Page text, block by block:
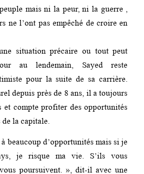
mais ni la peur, ni la guerre ,
ne l’ont pas empêché de croire en
situation précaire ou tout peut
au lendemain, Sayed reste
pour la suite de sa carrière.
depuis près de 8 ans, il a toujours
et compte profiter des opportunités
la capitale.
beaucoup d’opportunités mais si je
je risque ma vie. S’ils vous
poursuivent. », dit-il avec une